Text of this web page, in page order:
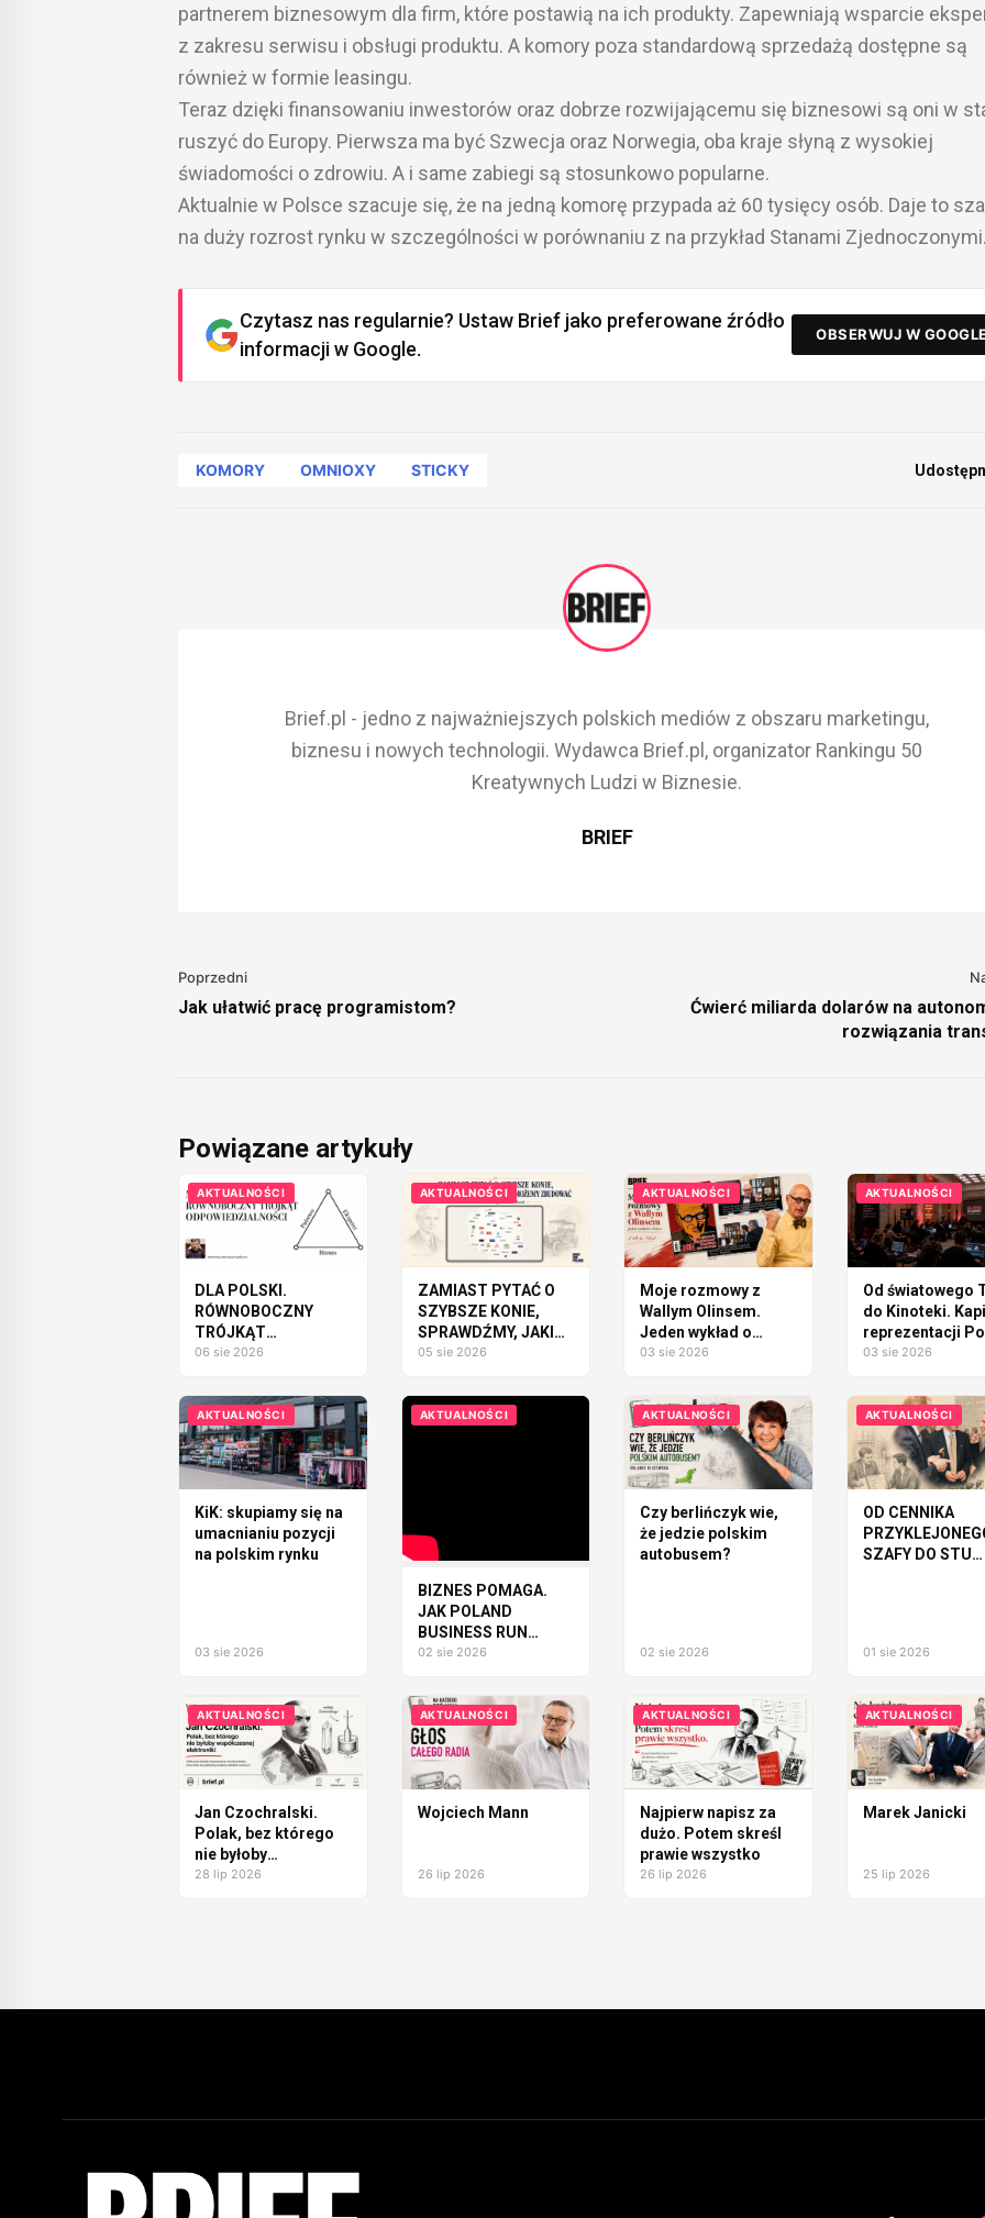
partnerem biznesowym dla firm, które postawią na ich produkty. Zapewniają wsparcie
z zakresu serwisu i obsługi produktu. A komory poza standardową sprzedażą dostępne są
również w formie leasingu.
Teraz dzięki finansowaniu inwestorów oraz dobrze rozwijającemu się biznesowi są oni w
ruszyć do Europy. Pierwsza ma być Szwecja oraz Norwegia, oba kraje słyną z wysokiej
świadomości o zdrowiu. A i same zabiegi są stosunkowo popularne.
Aktualnie w Polsce szacuje się, że na jedną komorę przypada aż 60 tysięcy osób. Daje to
na duży rozrost rynku w szczególności w porównaniu z na przykład Stanami
Czytasz nas regularnie? Ustaw Brief jako preferowane źródło
informacji w Google.
OBSERWUJ W
KOMORY OMNIOXY STICKY
Brief.pl - jedno z najważniejszych polskich mediów z obszaru marketingu,
biznesu i nowych technologii. Wydawca Brief.pl, organizator Rankingu 50
Kreatywnych Ludzi w Biznesie.
BRIEF
Poprzedni
Jak ułatwić pracę programistom?
Ćwierć miliarda dolarów na
rozwiązania
Powiązane artykuły
AKTUALNOŚCI
DLA POLSKI.
RÓWNOBOCZNY
TRÓJKĄT
ODPOWIEDZIALNOŚCI
06 sie 2026
AKTUALNOŚCI
ZAMIAST PYTAĆ O
SZYBSZE KONIE,
SPRAWDŹMY, JAKI
SAMOCHÓD
ZBUDOWAĆ
05 sie 2026
AKTUALNOŚCI
Moje rozmowy z
Wallym Olinsem.
Jeden wykład o
Polsce
03 sie 2026
AKTUALNOŚCI
Od światowego
do Kinoteki.
reprezentacji
tworzy WARSAW
03 sie 2026
AKTUALNOŚCI
KiK: skupiamy się na
umacnianiu pozycji
na polskim rynku
03 sie 2026
AKTUALNOŚCI
BIZNES POMAGA.
JAK POLAND
BUSINESS RUN
ZMIENIA LUDZI I
02 sie 2026
AKTUALNOŚCI
Czy berlińczyk wie,
że jedzie polskim
autobusem?
02 sie 2026
AKTUALNOŚCI
OD CENNIKA
SZAFY DO STU
01 sie 2026
AKTUALNOŚCI
Jan Czochralski.
Polak, bez którego
nie byłoby
współczesnej
28 lip 2026
AKTUALNOŚCI
Wojciech Mann
26 lip 2026
AKTUALNOŚCI
Najpierw napisz za
dużo. Potem skreśl
prawie wszystko
26 lip 2026
AKTUALNOŚCI
Marek Janicki
25 lip 2026